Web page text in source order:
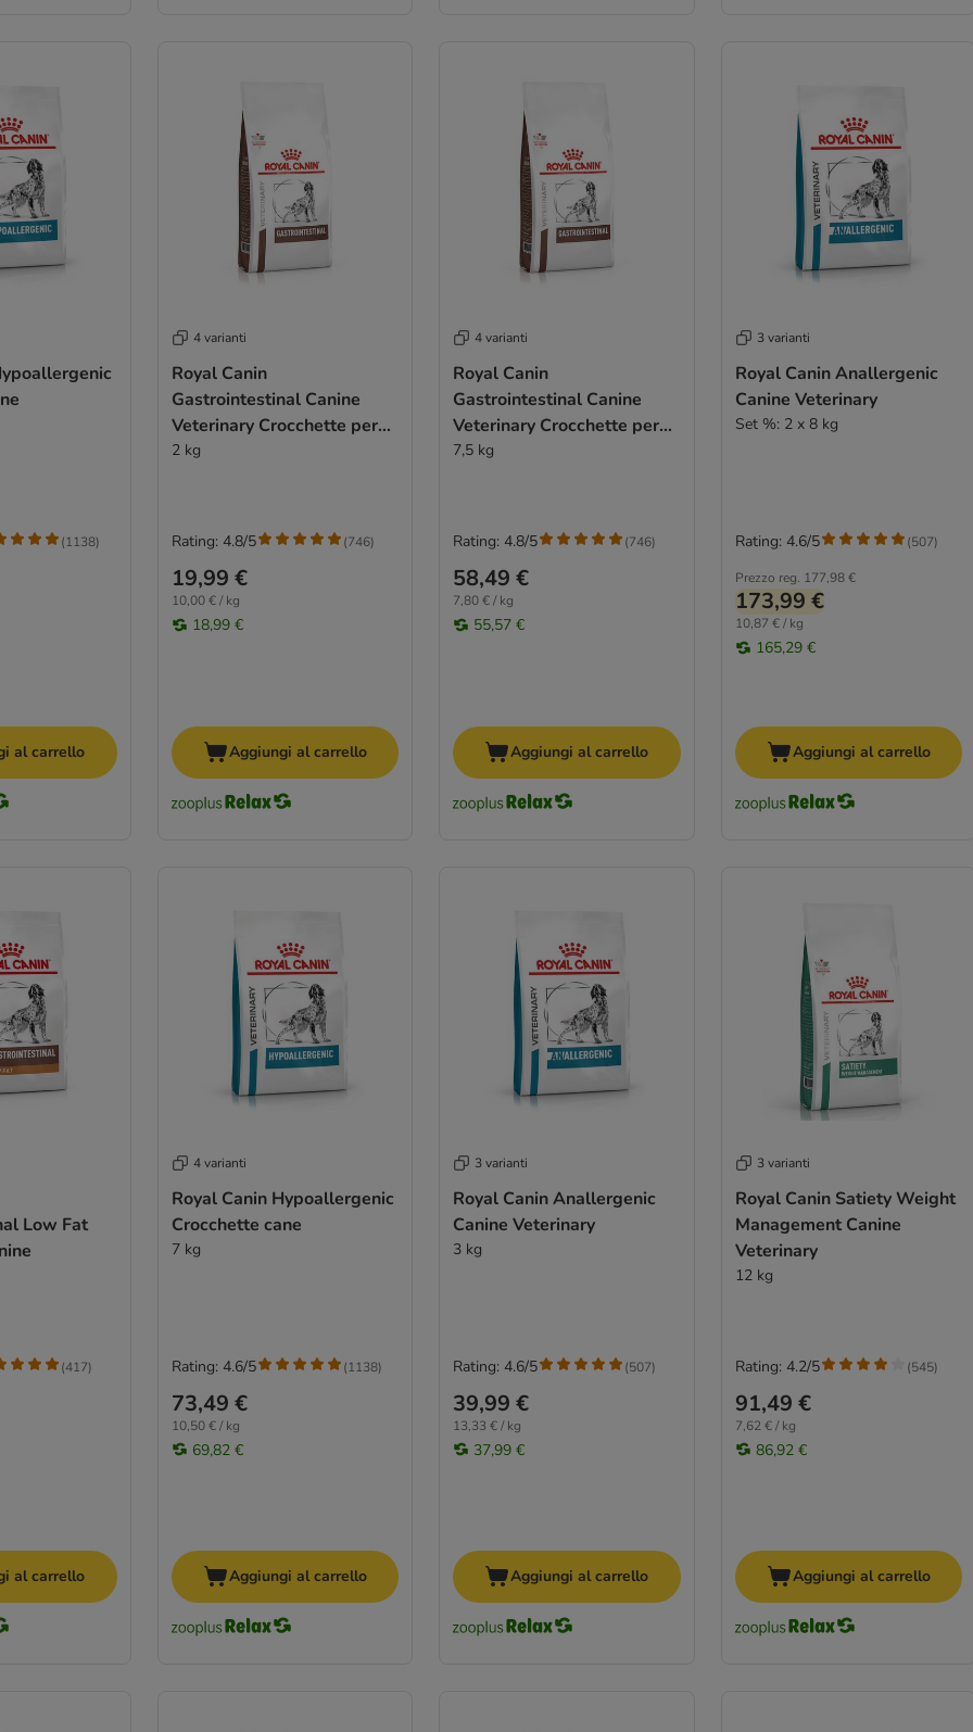
(1138)
al carrello
4 varianti
Royal Canin
Gastrointestinal Canine
Veterinary Crocchette per
cane
2 kg
19,99 €
10,00 € / kg
18,99 €
Rating: 4.8/5 (746)
Aggiungi al carrello
4 varianti
Royal Canin
Gastrointestinal Canine
Veterinary Crocchette per
cane
7,5 kg
58,49 €
7,80 € / kg
55,57 €
Rating: 4.8/5 (746)
Aggiungi al carrello
3 varianti
Royal Canin Anallergenic
Canine Veterinary
Set %: 2 x 8 kg
Prezzo reg. 177,98 €
173,99 €
10,87 € / kg
165,29 €
Rating: 4.6/5 (507)
Aggiungi al carrello
Low Fat
(417)
al carrello
4 varianti
Royal Canin Hypoallergenic
Crocchette cane
7 kg
73,49 €
10,50 € / kg
69,82 €
Rating: 4.6/5 (1138)
Aggiungi al carrello
3 varianti
Royal Canin Anallergenic
Canine Veterinary
3 kg
39,99 €
13,33 € / kg
37,99 €
Rating: 4.6/5 (507)
Aggiungi al carrello
3 varianti
Royal Canin Satiety Weight
Management Canine
Veterinary
12 kg
91,49 €
7,62 € / kg
86,92 €
Rating: 4.2/5 (545)
Aggiungi al carrello